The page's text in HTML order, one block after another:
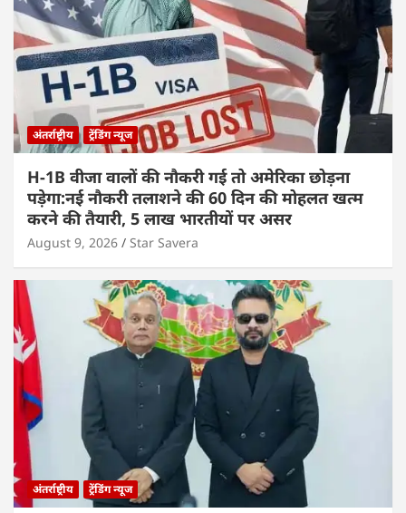
अंतर्राष्ट्रीय ट्रेंडिंग न्यूज
H-1B वीजा वालों की नौकरी गई तो अमेरिका छोड़ना
पड़ेगा:नई नौकरी तलाशने की 60 दिन की मोहलत खत्म
करने की तैयारी, 5 लाख भारतीयों पर असर
August 9, 2026 Star Savera
अंतर्राष्ट्रीय ट्रेंडिंग न्यूज